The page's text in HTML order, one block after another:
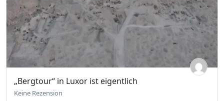
„Bergtour“ in Luxor ist eigentlich
Keine Rezension